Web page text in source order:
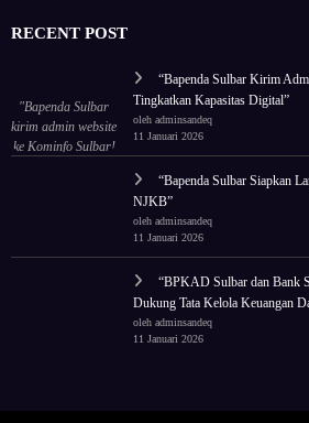
RECENT POST
"Bapenda Sulbar
kirim admin website
ke Kominfo Sulbar!
“Bapenda Sulbar Kirim
Tingkatkan Kapasitas Digital”
oleh adminsandeq
11 Januari 2026
“Bapenda Sulbar Siapkan
NJKB”
oleh adminsandeq
11 Januari 2026
“BPKAD Sulbar dan Bank
Dukung Tata Kelola Keuangan
oleh adminsandeq
11 Januari 2026